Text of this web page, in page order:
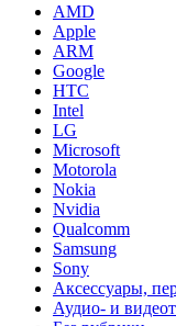
AMD
Apple
ARM
Google
HTC
Intel
LG
Microsoft
Motorola
Nokia
Nvidia
Qualcomm
Samsung
Sony
Аксессуары,
Аудио- и